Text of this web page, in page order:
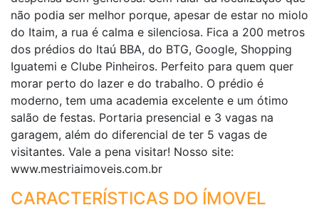
não podia ser melhor porque, apesar de estar no miolo
do Itaim, a rua é calma e silenciosa. Fica a 200 metros
dos prédios do Itaú BBA, do BTG, Google, Shopping
Iguatemi e Clube Pinheiros. Perfeito para quem quer
morar perto do lazer e do trabalho. O prédio é
moderno, tem uma academia excelente e um ótimo
salão de festas. Portaria presencial e 3 vagas na
garagem, além do diferencial de ter 5 vagas de
visitantes. Vale a pena visitar! Nosso site:
www.mestriaimoveis.com.br
CARACTERÍSTICAS DO ÍMOVEL